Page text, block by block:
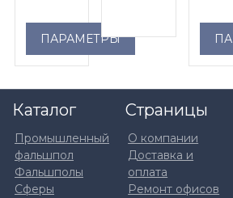
ПАРАМЕТРЫ
Каталог
Промышленный
фальшпол
Фальшполы
Сферы
Страницы
О компании
Доставка и
оплата
Ремонт офисов